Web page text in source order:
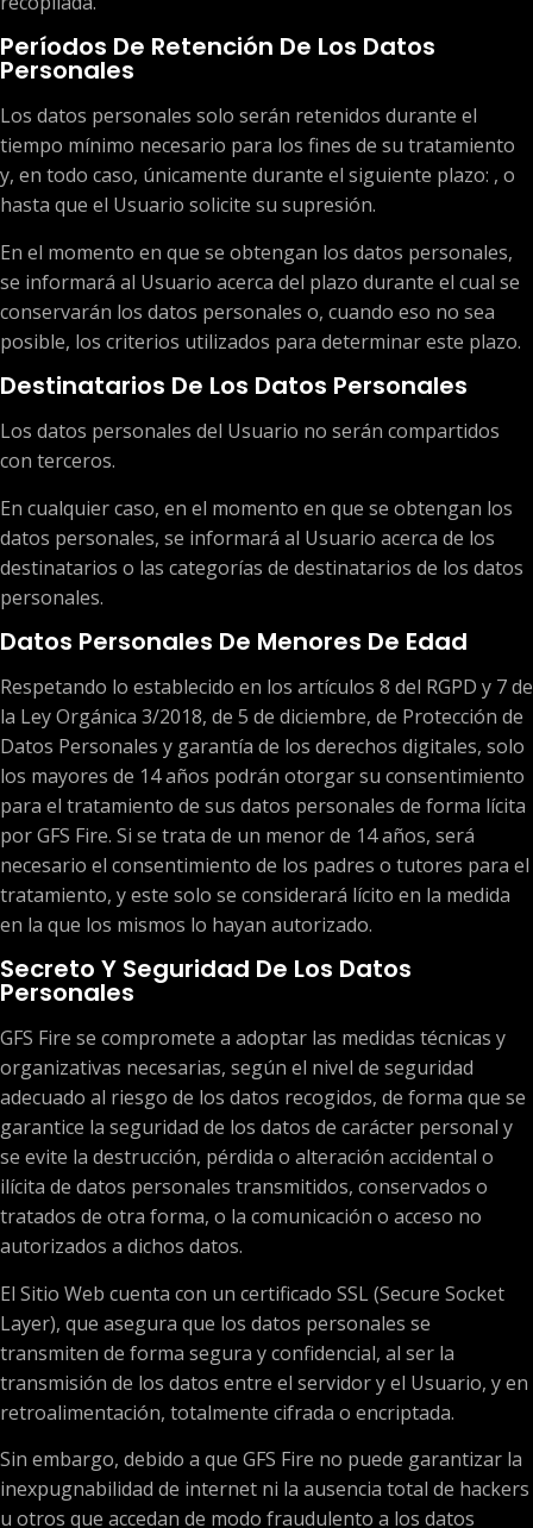
Períodos De Retención De Los Datos
Personales
Los datos personales solo serán retenidos durante el
tiempo mínimo necesario para los fines de su tratamiento
y, en todo caso, únicamente durante el siguiente plazo: , o
hasta que el Usuario solicite su supresión.
En el momento en que se obtengan los datos personales,
se informará al Usuario acerca del plazo durante el cual se
conservarán los datos personales o, cuando eso no sea
posible, los criterios utilizados para determinar este plazo.
Destinatarios De Los Datos Personales
Los datos personales del Usuario no serán compartidos
con terceros.
En cualquier caso, en el momento en que se obtengan los
datos personales, se informará al Usuario acerca de los
destinatarios o las categorías de destinatarios de los datos
personales.
Datos Personales De Menores De Edad
Respetando lo establecido en los artículos 8 del RGPD y 7 de
la Ley Orgánica 3/2018, de 5 de diciembre, de Protección de
Datos Personales y garantía de los derechos digitales, solo
los mayores de 14 años podrán otorgar su consentimiento
para el tratamiento de sus datos personales de forma lícita
por GFS Fire. Si se trata de un menor de 14 años, será
necesario el consentimiento de los padres o tutores para el
tratamiento, y este solo se considerará lícito en la medida
en la que los mismos lo hayan autorizado.
Secreto Y Seguridad De Los Datos
Personales
GFS Fire se compromete a adoptar las medidas técnicas y
organizativas necesarias, según el nivel de seguridad
adecuado al riesgo de los datos recogidos, de forma que se
garantice la seguridad de los datos de carácter personal y
se evite la destrucción, pérdida o alteración accidental o
ilícita de datos personales transmitidos, conservados o
tratados de otra forma, o la comunicación o acceso no
autorizados a dichos datos.
El Sitio Web cuenta con un certificado SSL (Secure Socket
Layer), que asegura que los datos personales se
transmiten de forma segura y confidencial, al ser la
transmisión de los datos entre el servidor y el Usuario, y en
retroalimentación, totalmente cifrada o encriptada.
Sin embargo, debido a que GFS Fire no puede garantizar la
inexpugnabilidad de internet ni la ausencia total de hackers
u otros que accedan de modo fraudulento a los datos